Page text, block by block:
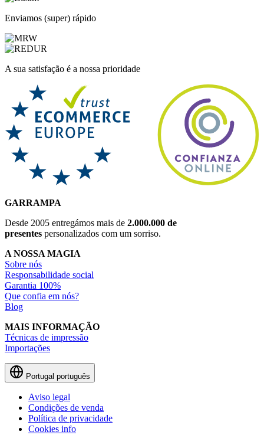
Enviamos (super) rápido
A sua satisfação é a nossa prioridade
GARRAMPA
Desde 2005 entregámos mais de 2.000.000 de
presentes personalizados com um sorriso.
A NOSSA MAGIA
Sobre nós
Responsabilidade social
Garantia 100%
Que confia em nós?
Blog
MAIS INFORMAÇÃO
Técnicas de impressão
Importações
Portugal português
Aviso legal
Condições de venda
Política de privacidade
Cookies info